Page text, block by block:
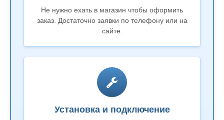
Не нужно ехать в магазин чтобы оформить
заказ. Достаточно заявки по телефону или на
сайте.
Установка и подключение